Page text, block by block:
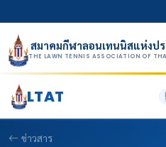
สมาคมกีฬาลอนเทนนิสแห่งป
THE LAWN TENNIS ASSOCIATION OF
LTAT
ข่าวสาร